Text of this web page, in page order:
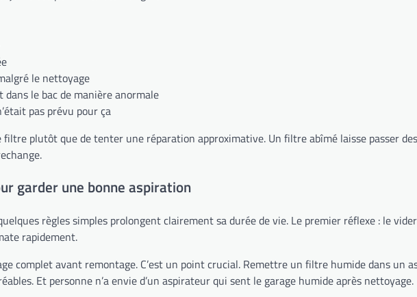
le nettoyage
le bac de manière anormale
pas prévu pour ça
plutôt que de tenter une réparation approximative. Un filtre abîmé laisse passer
garder une bonne aspiration
règles simples prolongent clairement sa durée de vie. Le premier réflexe : le
rapidement.
complet avant remontage. C’est un point crucial. Remettre un filtre humide dans un
Et personne n’a envie d’un aspirateur qui sent le garage humide après nettoyage.